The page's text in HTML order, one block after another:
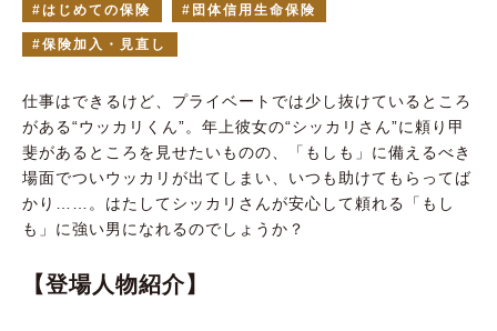
はじめての保険 団体信用生命保険
保険加入・見直し
仕事はできるけど、プライベートでは少し抜けているところ
がある“ウッカリくん”。年上彼女の“シッカリさん”に頼り甲
斐があるところを見せたいものの、「もしも」に備えるべき
場面でついウッカリが出てしまい、いつも助けてもらってば
かり……。はたしてシッカリさんが安心して頼れる「もし
も」に強い男になれるのでしょうか？
【登場人物紹介】